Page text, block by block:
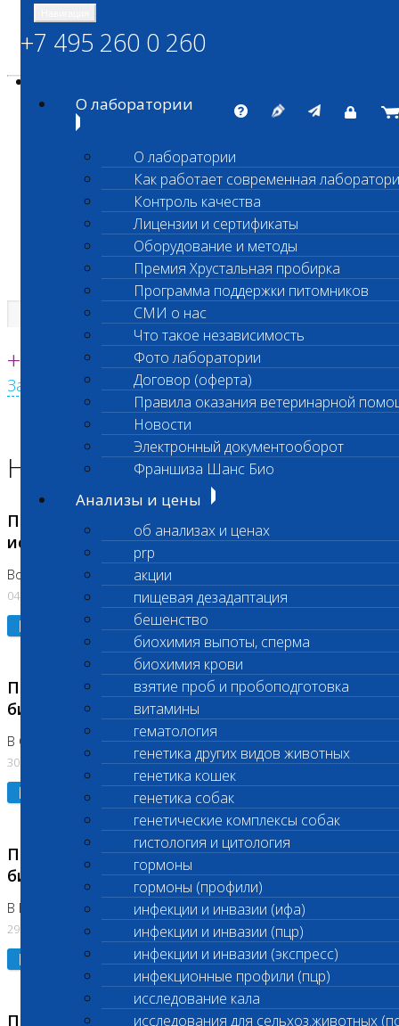
ШАНС БИО
Независимая ветеринарная лаборатория
Единая круглосуточная справочная
+7 495 260 0 260
Заказать звонок с сайта
+7 495 260 0 260
О лаборатории
О лаборатории
Как работает современная
Контроль качества
Лицензии и сертификаты
Оборудование и методы
Премия Хрустальная пробирка
Программа поддержки питомников
СМИ о нас
Что такое независимость
Фото лаборатории
Договор (оферта)
Правила оказания ветеринарной
Новости
Электронный документооборот
Франшиза Шанс Био
Анализы и цены
об анализах и ценах
prp
акции
пищевая дезадаптация
бешенство
биохимия выпоты, сперма
биохимия крови
взятие проб и пробоподготовка
витамины
гематология
генетика других видов животных
генетика кошек
генетика собак
генетические комплексы собак
гистология и цитология
гормоны
гормоны (профили)
инфекции и инвазии (ифа)
инфекции и инвазии (пцр)
инфекции и инвазии (экспресс)
инфекционные профили (пцр)
исследование кала
исследования для сельхоз.животных
Главная страница
Новости лаборатории
Приостановка срочных биохимических
исследований
Во Владыкино
04.08.2026
Подробнее
Приостановлено выполнение срочных
биохимических исследований
В Сколково. Код (123,309,310)
30.07.2026
Подробнее
Приостановлено выполнение срочных
биохимических исследований
В Бутово 29.07.26
29.07.2026
Подробнее
Приостановлено выполнение биохимических